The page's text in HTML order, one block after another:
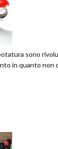
sono
in quanto non